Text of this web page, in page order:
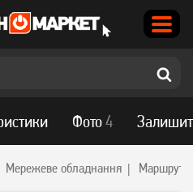
Мережеве обладнання
Фото4